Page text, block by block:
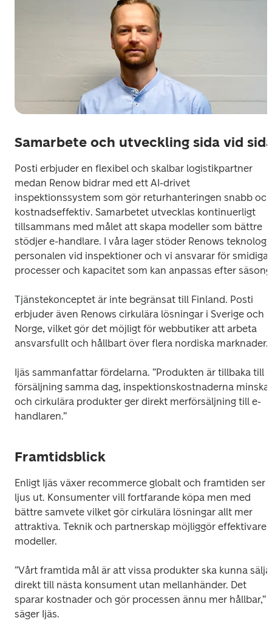
Samarbete och utveckling sida vid
Posti erbjuder en flexibel och skalbar logistikpartner
medan Renow bidrar med ett AI-drivet
inspektionssystem som gör returhanteringen snabb och
kostnadseffektiv. Samarbetet utvecklas kontinuerligt
tillsammans med målet att skapa modeller som bättre
stödjer e-handlare. I våra lager stöder Renows teknologi
personalen vid inspektioner och vi ansvarar för smidiga
processer och kapacitet som kan anpassas efter
Tjänstekonceptet är inte begränsat till Finland. Posti
erbjuder även Renows cirkulära lösningar i Sverige och
Norge, vilket gör det möjligt för webbutiker att arbeta
ansvarsfullt och hållbart över flera nordiska marknader.
Ijäs sammanfattar fördelarna. ”Produkten är tillbaka till
försäljning samma dag, inspektionskostnaderna minskar
och cirkulära produkter ger direkt merförsäljning till e-
handlaren.”
Framtidsblick
Enligt Ijäs växer recommerce globalt och framtiden ser
ljus ut. Konsumenter vill fortfarande köpa men med
bättre samvete vilket gör cirkulära lösningar allt mer
attraktiva. Teknik och partnerskap möjliggör effektivare
modeller.
”Vårt framtida mål är att vissa produkter ska kunna
direkt till nästa konsument utan mellanhänder. Det
sparar kostnader och gör processen ännu mer hållbar,”
säger Ijäs.